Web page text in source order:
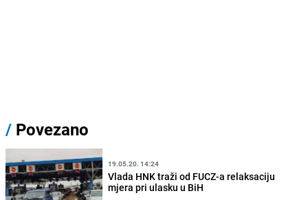
/ Povezano
19.05.20. 14:24
Vlada HNK traži od FUCZ-a relaksaciju
mjera pri ulasku u BiH